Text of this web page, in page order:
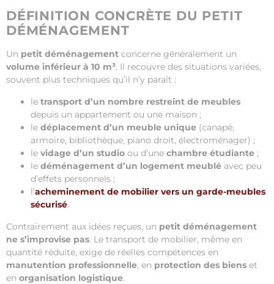
DÉFINITION CONCRÈTE DU PETIT
DÉMÉNAGEMENT
Un petit déménagement concerne généralement un
volume inférieur à 10 m³. Il recouvre des situations variées,
souvent plus techniques qu’il n’y paraît :
le transport d’un nombre restreint de meubles
depuis un appartement ou une maison ;
le déplacement d’un meuble unique (canapé,
armoire, bibliothèque, piano droit, électroménager) ;
le vidage d’un studio ou d’une chambre étudiante ;
le déménagement d’un logement meublé avec peu
d’effets personnels ;
l’acheminement de mobilier vers un garde-meubles
sécurisé.
Contrairement aux idées reçues, un petit déménagement
ne s’improvise pas. Le transport de mobilier, même en
quantité réduite, exige de réelles compétences en
manutention professionnelle, en protection des biens et
en organisation logistique.